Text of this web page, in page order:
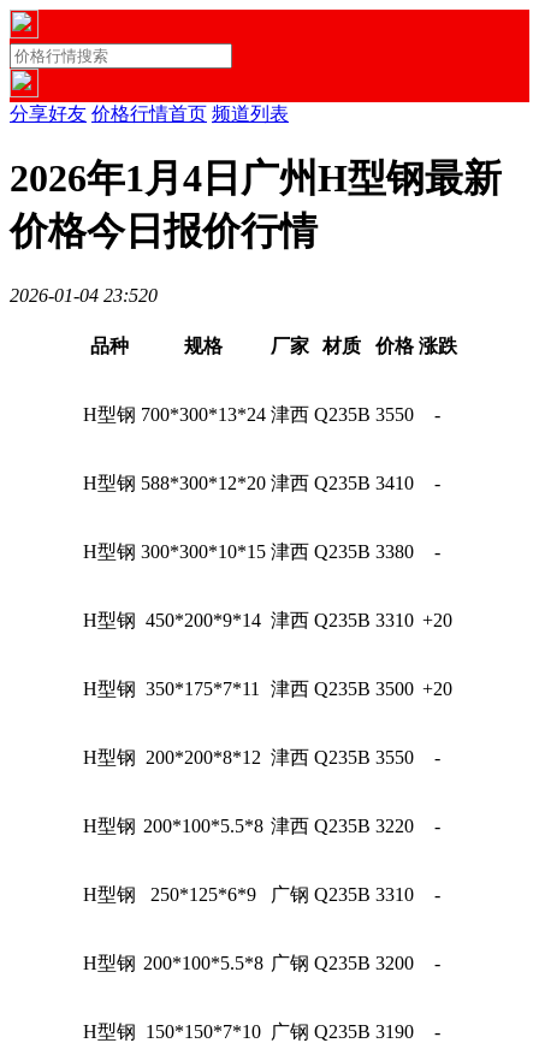
分享好友 价格行情首页 频道列表
2026年1月4日广州H型钢最新
价格今日报价行情
2026-01-04 23:520
品种 规格 厂家 材质 价格 涨跌
H型钢 700*300*13*24 津西 Q235B 3550 -
H型钢 588*300*12*20 津西 Q235B 3410 -
H型钢 300*300*10*15 津西 Q235B 3380 -
H型钢 450*200*9*14 津西 Q235B 3310 +20
H型钢 350*175*7*11 津西 Q235B 3500 +20
H型钢 200*200*8*12 津西 Q235B 3550 -
H型钢 200*100*5.5*8 津西 Q235B 3220 -
H型钢 250*125*6*9 广钢 Q235B 3310 -
H型钢 200*100*5.5*8 广钢 Q235B 3200 -
H型钢 150*150*7*10 广钢 Q235B 3190 -